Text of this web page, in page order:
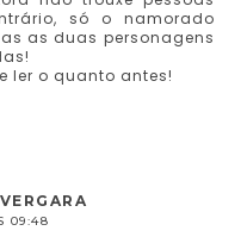
só o namorado
as duas personagens
ler o quanto antes!
09:48